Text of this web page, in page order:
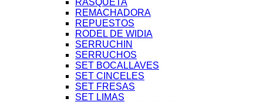
RASQUETA
REMACHADORA
REPUESTOS
RODEL DE WIDIA
SERRUCHIN
SERRUCHOS
SET BOCALLAVES
SET CINCELES
SET FRESAS
SET LIMAS